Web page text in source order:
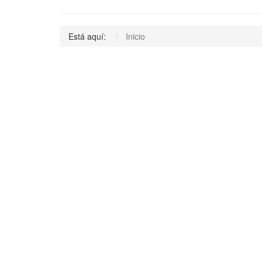
Está aquí: Inicio